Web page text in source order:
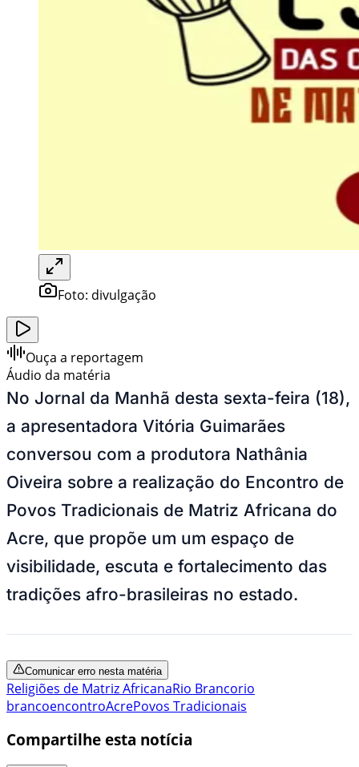
Foto: divulgação
Ouça a reportagem
Áudio da matéria
No Jornal da Manhã desta sexta-feira (18),
a apresentadora Vitória Guimarães
conversou com a produtora Nathânia
Oiveira sobre a realização do Encontro de
Povos Tradicionais de Matriz Africana do
Acre, que propõe um um espaço de
visibilidade, escuta e fortalecimento das
tradições afro-brasileiras no estado.
Comunicar erro nesta matéria
Religiões de Matriz AfricanaRio Brancorio
brancoencontroAcrePovos Tradicionais
Compartilhe esta notícia